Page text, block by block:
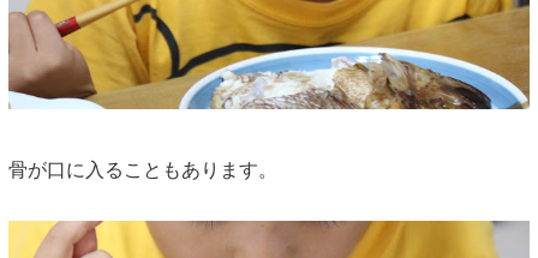
骨が口に入ることもあります。